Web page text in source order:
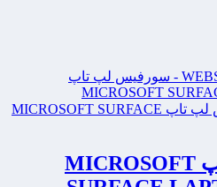
سورفیس لپ تاپ MICROSOFT